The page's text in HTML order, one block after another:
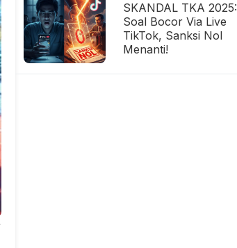
SKANDAL TKA 2025:
Soal Bocor Via Live
TikTok, Sanksi Nol
Menanti!